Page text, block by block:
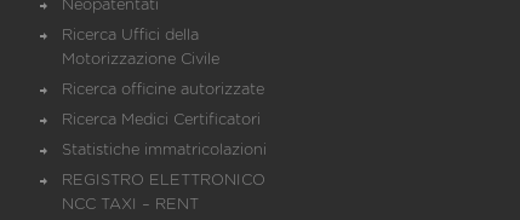
Neopatentati
Ricerca Uffici della
Motorizzazione Civile
Ricerca officine autorizzate
Ricerca Medici Certificatori
Statistiche immatricolazioni
REGISTRO ELETTRONICO
NCC TAXI – RENT